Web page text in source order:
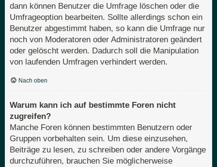
dann können Benutzer die Umfrage löschen oder die
Umfrageoption bearbeiten. Sollte allerdings schon ein
Benutzer abgestimmt haben, so kann die Umfrage nur
noch von Moderatoren oder Administratoren geändert
oder gelöscht werden. Dadurch soll die Manipulation
von laufenden Umfragen verhindert werden.
Nach oben
Warum kann ich auf bestimmte Foren nicht
zugreifen?
Manche Foren können bestimmten Benutzern oder
Gruppen vorbehalten sein. Um diese einzusehen,
Beiträge zu lesen, zu schreiben oder andere Vorgänge
durchzuführen, brauchen Sie möglicherweise